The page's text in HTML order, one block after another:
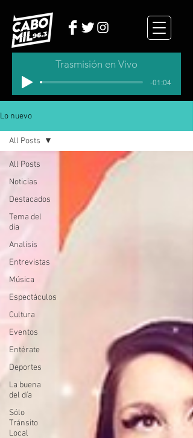
Trasmisión en Vivo
-01:04
Lo nuevo
All Posts
Noticias
Destacados
Tema del
dia
Analisis
Entrevistas
Música
Espectáculos
Cultura
Eventos
Entérate
Deportes
La buena
del día
Sólo
Tránsito
Local
All Posts